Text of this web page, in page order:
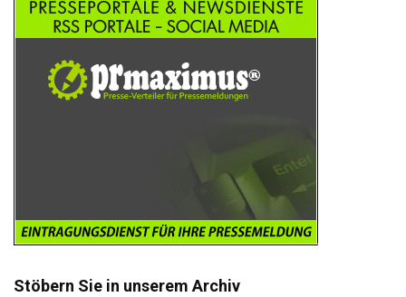
Stöbern Sie in unserem Archiv